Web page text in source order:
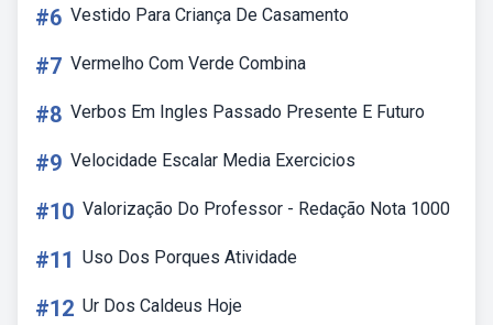
#6 Vestido Para Criança De Casamento
#7 Vermelho Com Verde Combina
#8 Verbos Em Ingles Passado Presente E Futuro
#9 Velocidade Escalar Media Exercicios
#10 Valorização Do Professor - Redação Nota 1000
#11 Uso Dos Porques Atividade
#12 Ur Dos Caldeus Hoje